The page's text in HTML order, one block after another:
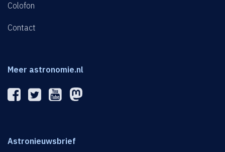
Colofon
Contact
Meer astronomie.nl
Astronieuwsbrief